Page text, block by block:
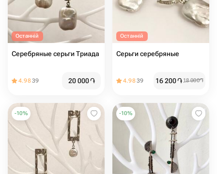
Останній
Серебряные серьги Триада
4.9839 20 000֏
Останній
Серьги серебряные
4.9839 16 200֏18 000֏
-10% -10%